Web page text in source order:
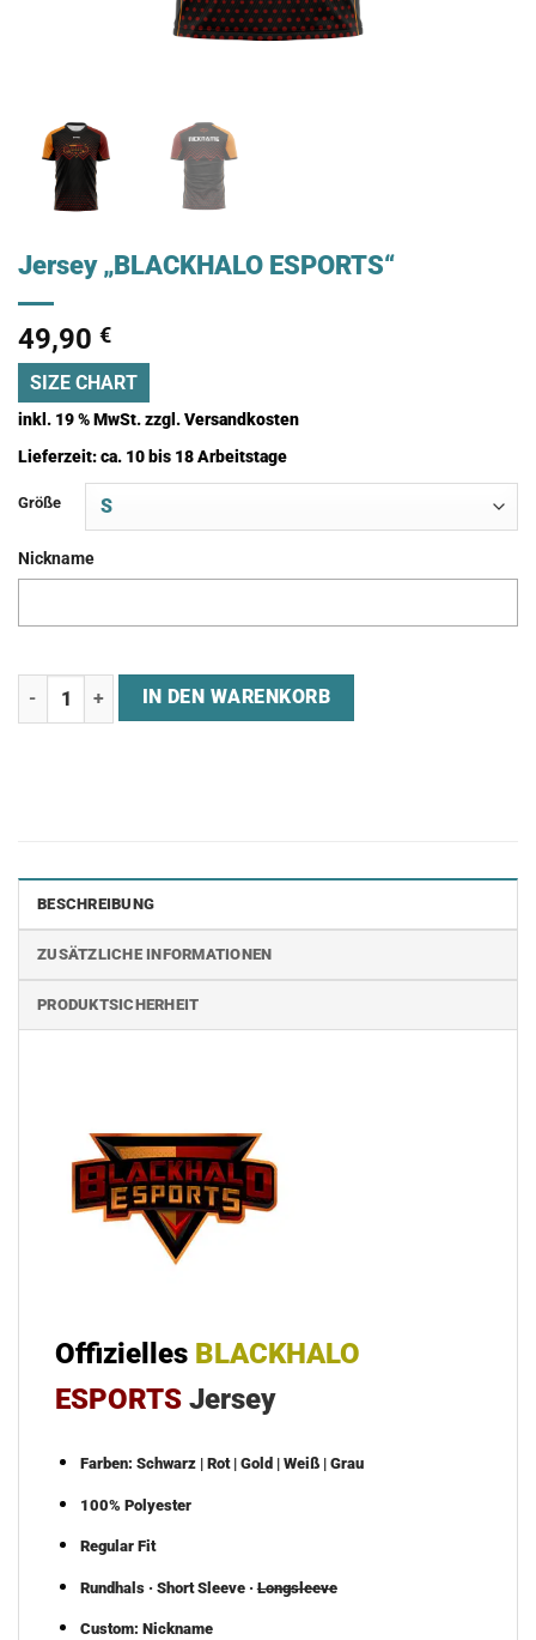
Jersey „BLACKHALO ESPORTS“
49,90 €
SIZE CHART
inkl. 19 % MwSt.zzgl.Versandkosten
Lieferzeit:ca. 10 bis 18 Arbeitstage
Größe
Nickname
Jersey "BLACKHALO ESPORTS" Menge
IN DEN WARENKORB
BESCHREIBUNG
ZUSÄTZLICHE INFORMATIONEN
PRODUKTSICHERHEIT
Offizielles BLACKHALO
ESPORTS Jersey
Farben: Schwarz | Rot | Gold | Weiß | Grau
100% Polyester
Regular Fit
Rundhals · Short Sleeve ·Longsleeve
Custom: Nickname